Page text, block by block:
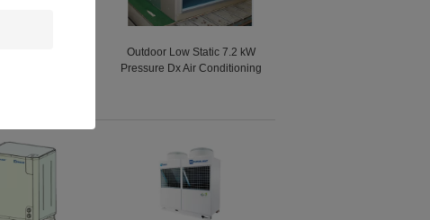
Outdoor Low Static 7.2 kW
Pressure Dx Air Conditioning